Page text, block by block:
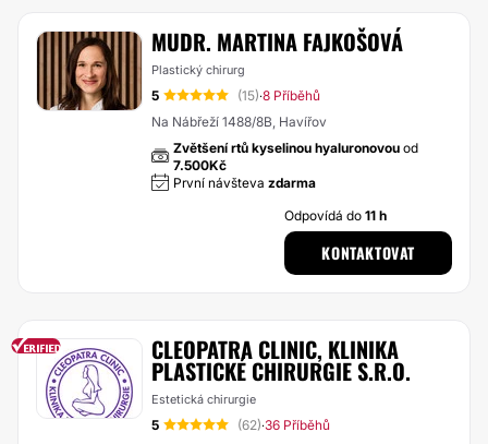
MUDR. MARTINA FAJKOŠOVÁ
Plastický chirurg
5 (15)·8 Příběhů
Na Nábřeží 1488/8B, Havířov
Zvětšení rtů kyselinou hyaluronovou od
7.500Kč
První návšteva zdarma
Odpovídá do11 h
KONTAKTOVAT
CLEOPATRA CLINIC, KLINIKA
PLASTICKÉ CHIRURGIE S.R.O.
Estetická chirurgie
5 (62)·36 Příběhů